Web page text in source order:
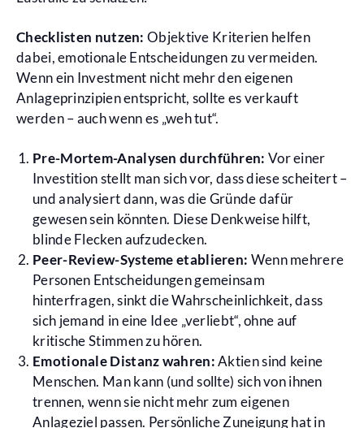
Checklisten nutzen: Objektive Kriterien helfen
dabei, emotionale Entscheidungen zu vermeiden.
Wenn ein Investment nicht mehr den eigenen
Anlageprinzipien entspricht, sollte es verkauft
werden – auch wenn es „weh tut“.
Pre-Mortem-Analysen durchführen: Vor einer
Investition stellt man sich vor, dass diese scheitert –
und analysiert dann, was die Gründe dafür
gewesen sein könnten. Diese Denkweise hilft,
blinde Flecken aufzudecken.
Peer-Review-Systeme etablieren: Wenn mehrere
Personen Entscheidungen gemeinsam
hinterfragen, sinkt die Wahrscheinlichkeit, dass
sich jemand in eine Idee „verliebt“, ohne auf
kritische Stimmen zu hören.
Emotionale Distanz wahren:Aktien sind keine
Menschen. Man kann (und sollte) sich von ihnen
trennen, wenn sie nicht mehr zum eigenen
Anlageziel passen. Persönliche Zuneigung hat in